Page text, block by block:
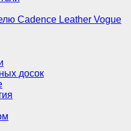
Cadence Leather Vogue
досок